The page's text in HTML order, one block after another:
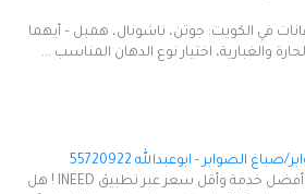
في الكويت: جوتن، ناشونال، همبل – أيهما
والغبارية، اختيار نوع الدهان المناسب ...
الصوابر - ابوعبدالله 55720922
🏠 فني صبغ في الصوابر – أفضل خدمة وأقل سعر عبر تطبيق INEED ! هل